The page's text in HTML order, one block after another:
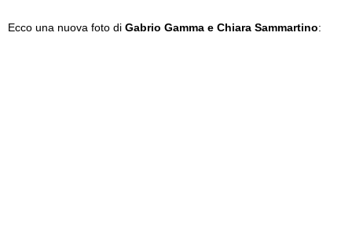
Ecco una nuova foto di Gabrio Gamma e Chiara Sammartino: